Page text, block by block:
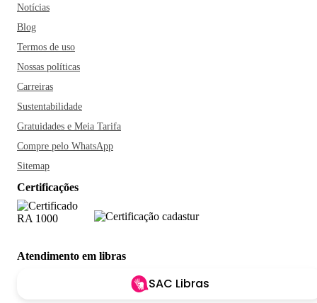
Notícias
Blog
Termos de uso
Nossas políticas
Carreiras
Sustentabilidade
Gratuidades e Meia Tarifa
Compre pelo WhatsApp
Sitemap
Certificações
Atendimento em libras
SAC Libras